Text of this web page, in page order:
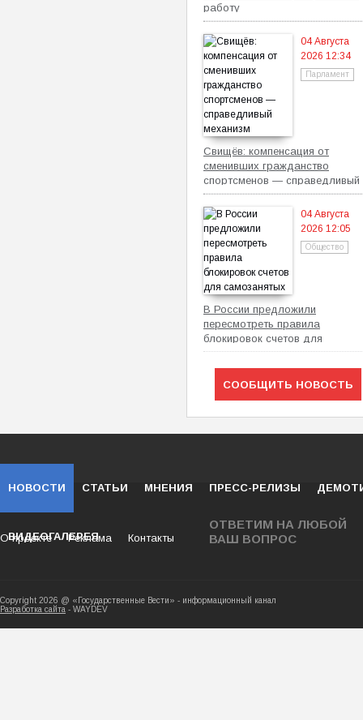
работу
04 Августа
2026 12:34
Парламент
Свищёв: компенсация от
сменивших гражданство
спортсменов — справедливый
механизм
04 Августа
2026 12:05
Общество
В России предложили
пересмотреть правила
блокировок счетов для
самозанятых
СООБЩИТЬ НОВОСТЬ
НОВОСТИ СТАТЬИ МНЕНИЯ ПРЕСС-РЕЛИЗЫ
ВИДЕОГАЛЕРЕЯ
ОТВЕТИМ НА ЛЮБОЙ
ВАШ ВОПРОС
О проекте Реклама Контакты
Copyright 2026 @ «Государственные Вести» -
Разработка сайта - WAYDEV